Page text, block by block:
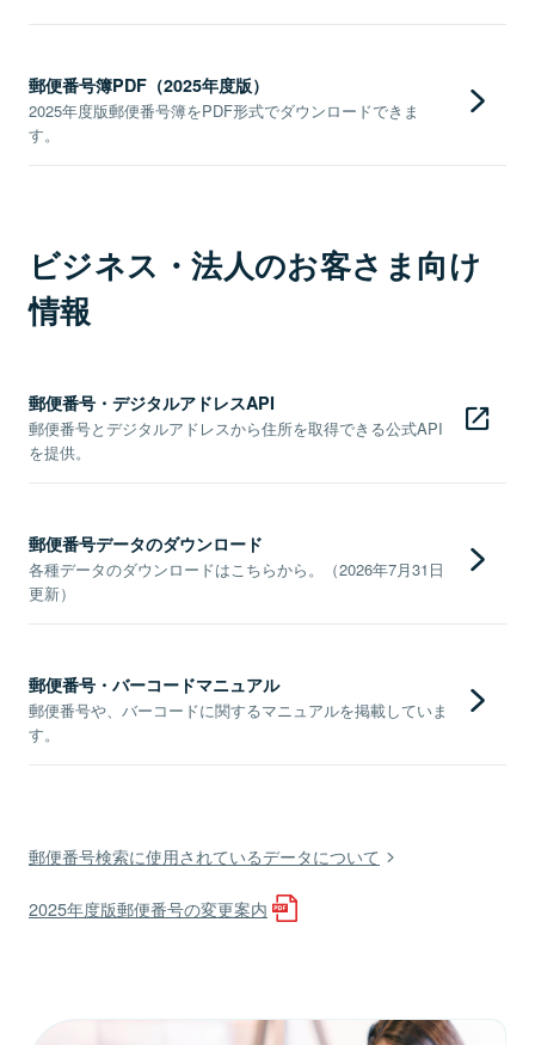
郵便番号簿PDF（2025年度版）
2025年度版郵便番号簿をPDF形式でダウンロードできま
す。
ビジネス・法人のお客さま向け
情報
郵便番号・デジタルアドレスAPI
郵便番号とデジタルアドレスから住所を取得できる公式API
を提供。
郵便番号データのダウンロード
各種データのダウンロードはこちらから。（2026年7月31日
更新）
郵便番号・バーコードマニュアル
郵便番号や、バーコードに関するマニュアルを掲載していま
す。
郵便番号検索に使用されているデータについて
2025年度版郵便番号の変更案内